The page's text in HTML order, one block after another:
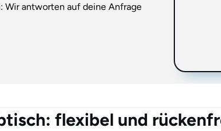
Wir antworten auf deine Anfrage
flexibel und